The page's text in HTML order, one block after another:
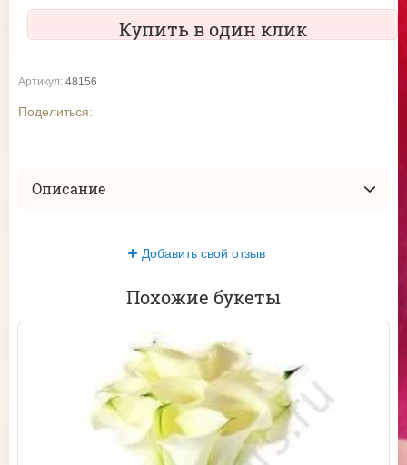
Купить в один клик
Артикул: 48156
Поделиться:
Описание
Добавить свой отзыв
Похожие букеты